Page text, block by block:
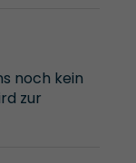
noch kein
zur